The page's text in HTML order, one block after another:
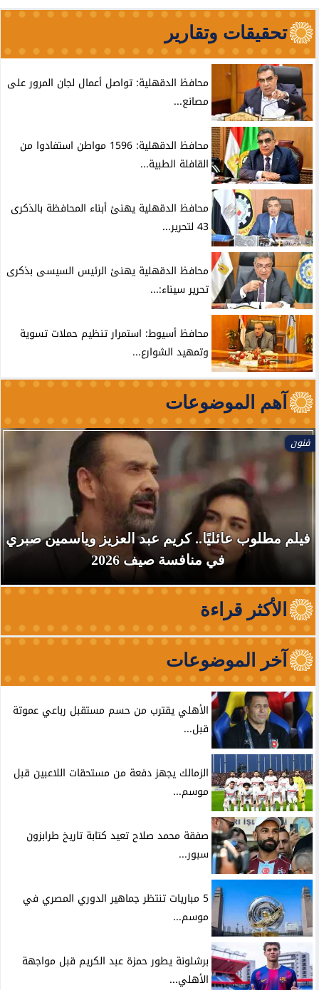
تحقيقات وتقارير
محافظ الدقهلية: تواصل أعمال لجان المرور على
مصانع...
محافظ الدقهلية: 1596 مواطن استفادوا من
القافلة الطبية...
محافظ الدقهلية يهنئ أبناء المحافظة بالذكرى
43 لتحرير...
محافظ الدقهلية يهنئ الرئيس السيسى بذكرى
تحرير سيناء:...
محافظ أسيوط: استمرار تنظيم حملات تسوية
وتمهيد الشوارع...
آهم الموضوعات
فنون
فيلم مطلوب عائليًا.. كريم عبد العزيز وياسمين صبري
في منافسة صيف 2026
الأكثر قراءة
آخر الموضوعات
الأهلي يقترب من حسم مستقبل رباعي عموتة
قبل...
الزمالك يجهز دفعة من مستحقات اللاعبين قبل
موسم...
صفقة محمد صلاح تعيد كتابة تاريخ طرابزون
سبور...
5 مباريات تنتظر جماهير الدوري المصري في
موسم...
برشلونة يطور حمزة عبد الكريم قبل مواجهة
الأهلي...